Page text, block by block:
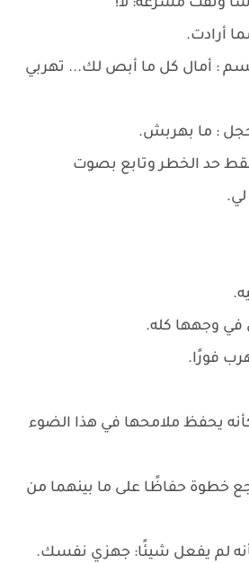
ونفت مسرعه: لا!
أرادت.
: أمال كل ما أبص لك... تهربي
: ما بهربش.
حد الخطر وتابع بصوت
وجهها كله.
فورًا.
كأنه يحفظ ملامحها في هذا الضوء
خطوة حفاظًا على ما بينهما من
لم يفعل شيئًا: جهزي نفسك.